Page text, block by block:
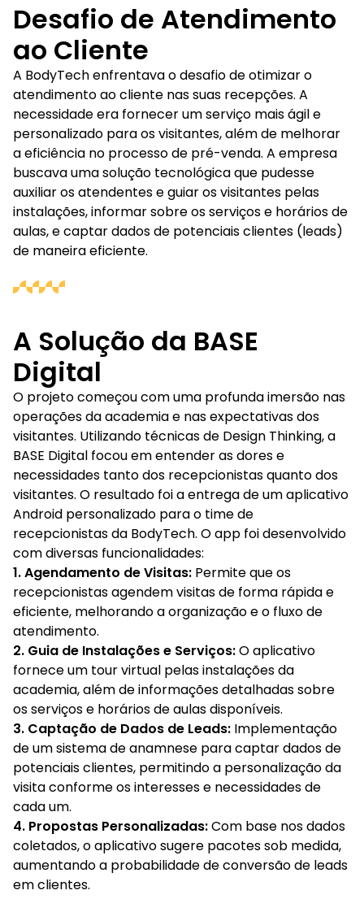
Desafio de Atendimento
ao Cliente
A BodyTech enfrentava o desafio de otimizar o
atendimento ao cliente nas suas recepções. A
necessidade era fornecer um serviço mais ágil e
personalizado para os visitantes, além de melhorar
a eficiência no processo de pré-venda. A empresa
buscava uma solução tecnológica que pudesse
auxiliar os atendentes e guiar os visitantes pelas
instalações, informar sobre os serviços e horários de
aulas, e captar dados de potenciais clientes (leads)
de maneira eficiente.
A Solução da BASE
Digital
O projeto começou com uma profunda imersão nas
operações da academia e nas expectativas dos
visitantes. Utilizando técnicas de Design Thinking, a
BASE Digital focou em entender as dores e
necessidades tanto dos recepcionistas quanto dos
visitantes. O resultado foi a entrega de um aplicativo
Android personalizado para o time de
recepcionistas da BodyTech. O app foi desenvolvido
com diversas funcionalidades:
1. Agendamento de Visitas: Permite que os
recepcionistas agendem visitas de forma rápida e
eficiente, melhorando a organização e o fluxo de
atendimento.
2. Guia de Instalações e Serviços:O aplicativo
fornece um tour virtual pelas instalações da
academia, além de informações detalhadas sobre
os serviços e horários de aulas disponíveis.
3. Captação de Dados de Leads: Implementação
de um sistema de anamnese para captar dados de
potenciais clientes, permitindo a personalização da
visita conforme os interesses e necessidades de
cada um.
4. Propostas Personalizadas:Com base nos dados
coletados, o aplicativo sugere pacotes sob medida,
aumentando a probabilidade de conversão de leads
em clientes.